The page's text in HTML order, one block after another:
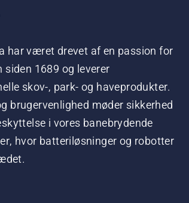
har været drevet af en passion for
siden 1689 og leverer
skov-, park- og haveprodukter.
brugervenlighed møder sikkerhed
i vores banebrydende
hvor batteriløsninger og robotter